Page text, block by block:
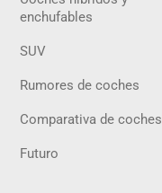
enchufables
SUV
Rumores de coches
Comparativa de coches
Futuro